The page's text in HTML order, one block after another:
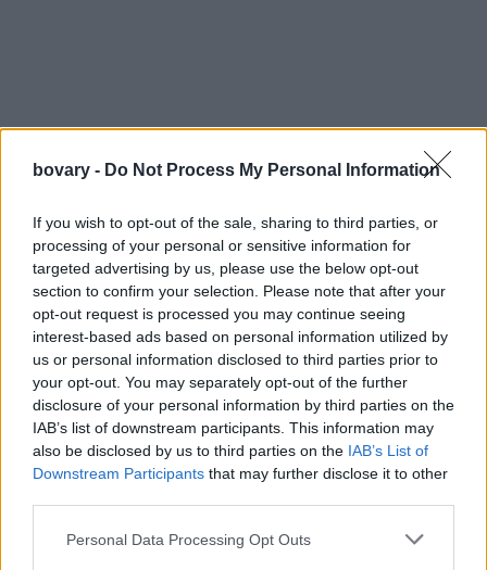
bovary - Do Not Process My Personal Information
If you wish to opt-out of the sale, sharing to third parties, or
processing of your personal or sensitive information for
targeted advertising by us, please use the below opt-out
section to confirm your selection. Please note that after your
opt-out request is processed you may continue seeing
interest-based ads based on personal information utilized by
us or personal information disclosed to third parties prior to
your opt-out. You may separately opt-out of the further
disclosure of your personal information by third parties on the
IAB’s list of downstream participants. This information may
also be disclosed by us to third parties on the IAB’s List of
Downstream Participants that may further disclose it to other
Personal Data Processing Opt Outs